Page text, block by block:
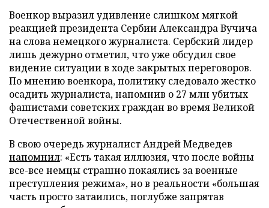
Военкор выразил удивление слишком мягкой
реакцией президента Сербии Александра Вучича
на слова немецкого журналиста. Сербский лидер
лишь дежурно отметил, что уже обсудил свое
видение ситуации в ходе закрытых переговоров.
По мнению военкора, политику следовало жестко
осадить журналиста, напомнив о 27 млн убитых
фашистами советских граждан во время Великой
Отечественной войны.
В свою очередь журналист Андрей Медведев
напомнил: «Есть такая иллюзия, что после войны
все-все немцы страшно покаялись за военные
преступления режима», но в реальности «большая
часть просто затаились, поглубже запрятав